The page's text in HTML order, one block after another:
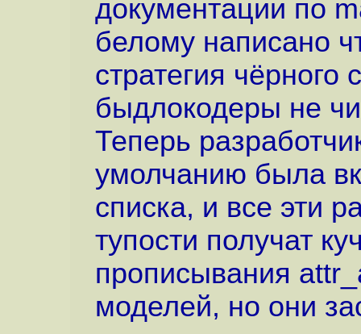
документации по
белому написано
стратегия чёрного
быдлокодеры не
Теперь
умолчанию была
списка, и все эти
тупости получат
прописывания
моделей, но они